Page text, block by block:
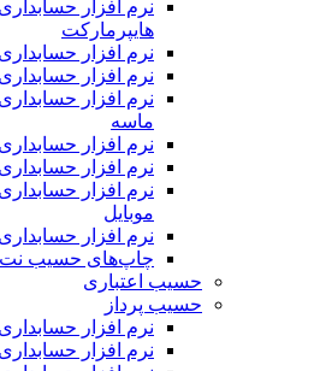
نرم افزار
هایپرمارکت
نرم افزار
نرم افزار
نرم افزار
ماسه
نرم افزار
نرم افزار
نرم افزار
موبایل
نرم افزار
چاپ‌های حسیب نت
حسیب اعتباری
حسیب پرداز
نرم افزار
نرم افزار